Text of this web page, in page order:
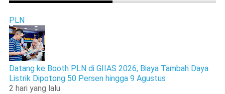
PLN
Datang ke Booth PLN di GIIAS 2026, Biaya Tambah Daya
Listrik Dipotong 50 Persen hingga 9 Agustus
2 hari yang lalu